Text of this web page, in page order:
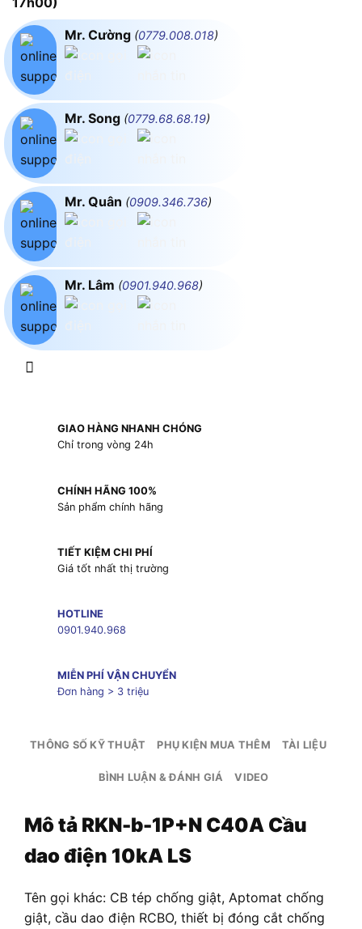
Mr. Cường (0779.008.018)
Mr. Song (0779.68.68.19)
Mr. Quân (0909.346.736)
Mr. Lâm (0901.940.968)
GIAO HÀNG NHANH CHÓNG
Chỉ trong vòng 24h
CHÍNH HÃNG 100%
Sản phẩm chính hãng
TIẾT KIỆM CHI PHÍ
Giá tốt nhất thị trường
HOTLINE
0901.940.968
MIỄN PHÍ VẬN CHUYỂN
Đơn hàng > 3 triệu
THÔNG SỐ KỸ THUẬT PHỤ KIỆN MUA THÊM TÀI LIỆU
BÌNH LUẬN & ĐÁNH GIÁ VIDEO
Mô tả RKN-b-1P+N C40A Cầu
dao điện 10kA LS
Tên gọi khác: CB tép chống giật, Aptomat chống
giật, cầu dao điện RCBO, thiết bị đóng cắt chống